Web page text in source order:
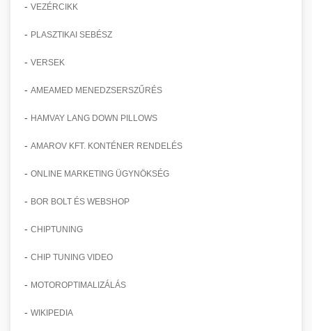
- VEZÉRCIKK
- PLASZTIKAI SEBÉSZ
- VERSEK
- AMEAMED MENEDZSERSZŰRÉS
- HAMVAY LANG DOWN PILLOWS
- AMAROV KFT. KONTÉNER RENDELÉS
- ONLINE MARKETING ÜGYNÖKSÉG
- BOR BOLT ÉS WEBSHOP
- CHIPTUNING
- CHIP TUNING VIDEO
- MOTOROPTIMALIZÁLÁS
- WIKIPEDIA